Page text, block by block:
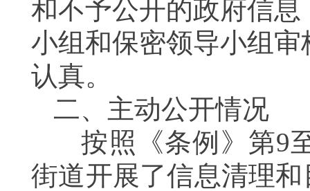
和不予公开的政府信
小组和保密领导小组
认真。
二、主动公开情况
按照《条例》第9
街道开展了信息清理